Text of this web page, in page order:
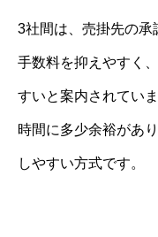
3社間は、売掛先の承
手数料を抑えやすく
すいと案内されていま
時間に多少余裕があ
しやすい方式です。